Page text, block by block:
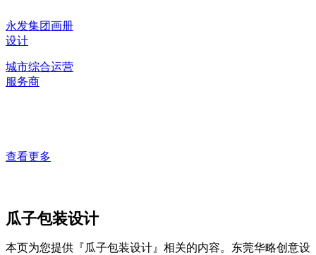
永发集团画册
设计
城市综合运营
服务商
查看更多
瓜子包装设计
本页为您提供『瓜子包装设计』相关的内容。东莞华略创意设